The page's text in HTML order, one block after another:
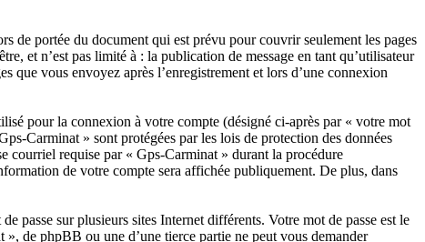
de portée du document qui est prévu pour couvrir seulement les pages
et n’est pas limité à : la publication de message en tant qu’utilisateur
que vous envoyez après l’enregistrement et lors d’une connexion
pour la connexion à votre compte (désigné ci-après par « votre mot
Carminat » sont protégées par les lois de protection des données
courriel requise par « Gps-Carminat » durant la procédure
de votre compte sera affichée publiquement. De plus, dans
passe sur plusieurs sites Internet différents. Votre mot de passe est le
de phpBB ou une d’une tierce partie ne peut vous demander